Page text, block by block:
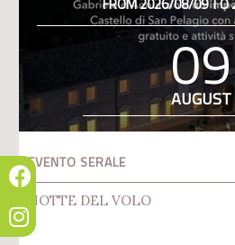
09
AUGUST
EVENTO SERALE
NOTTE DEL VOLO